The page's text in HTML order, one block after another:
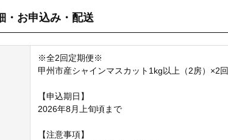
・お申込み・配送
※全2回定期便※
甲州市産シャインマスカット1kg以上（2房）×2回
【申込期日】
2026年8月上旬頃まで
【注意事項】